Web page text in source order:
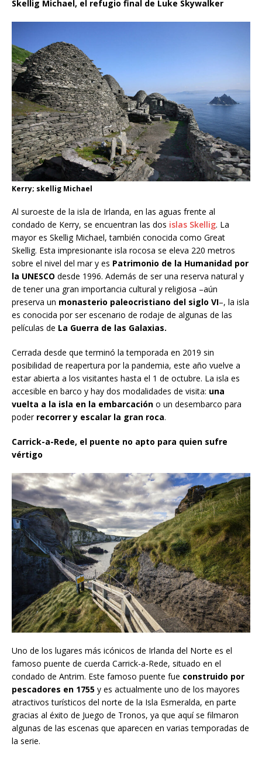
Skellig Michael, el refugio final de Luke Skywalker
Kerry; skellig Michael
Al suroeste de la isla de Irlanda, en las aguas frente al
condado de Kerry, se encuentran las dos islas Skellig. La
mayor es Skellig Michael, también conocida como Great
Skellig. Esta impresionante isla rocosa se eleva 220 metros
sobre el nivel del mar y es Patrimonio de la Humanidad por
la UNESCO desde 1996. Además de ser una reserva natural y
de tener una gran importancia cultural y religiosa –aún
preserva un monasterio paleocristiano del siglo VI–, la isla
es conocida por ser escenario de rodaje de algunas de las
películas de La Guerra de las Galaxias.
Cerrada desde que terminó la temporada en 2019 sin
posibilidad de reapertura por la pandemia, este año vuelve a
estar abierta a los visitantes hasta el 1 de octubre. La isla es
accesible en barco y hay dos modalidades de visita: una
vuelta a la isla en la embarcación o un desembarco para
poder recorrer y escalar la gran roca.
Carrick-a-Rede, el puente no apto para quien sufre
vértigo
Uno de los lugares más icónicos de Irlanda del Norte es el
famoso puente de cuerda Carrick-a-Rede, situado en el
condado de Antrim. Este famoso puente fue construido por
pescadores en 1755 y es actualmente uno de los mayores
atractivos turísticos del norte de la Isla Esmeralda, en parte
gracias al éxito de Juego de Tronos, ya que aquí se filmaron
algunas de las escenas que aparecen en varias temporadas de
la serie.